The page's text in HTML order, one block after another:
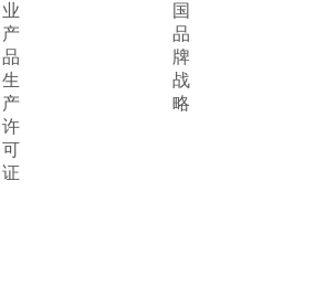
业
产
品
生
产
许
可
证
国
品
牌
战
略